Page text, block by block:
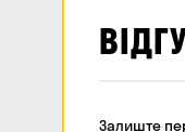
Залиште